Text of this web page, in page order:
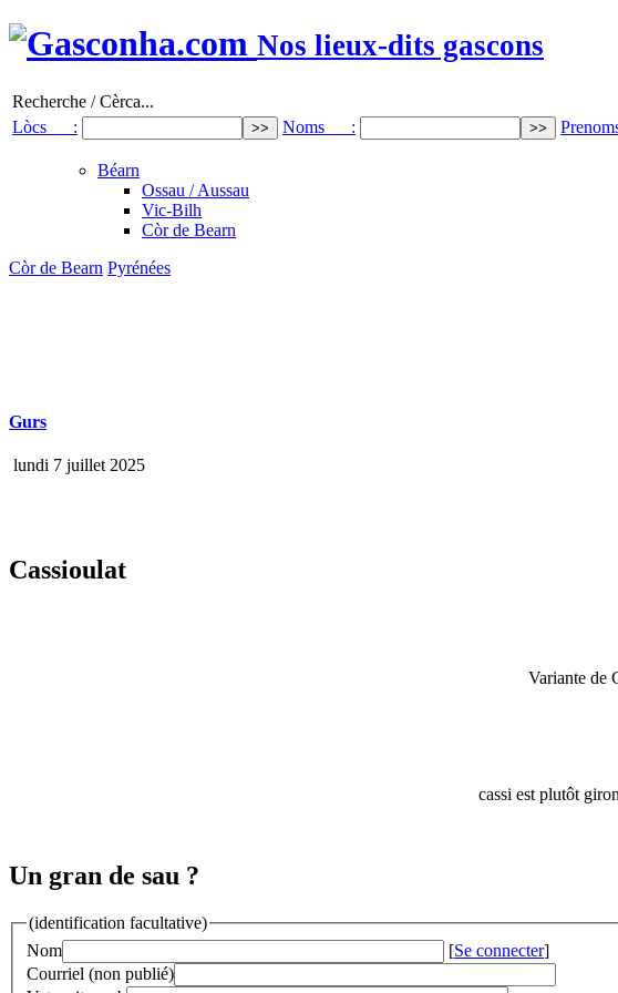
Nos lieux-dits gascons
Recherche / Cèrca...
Lòcs :
Noms :
Béarn
Ossau / Aussau
Vic-Bilh
Còr de Bearn
Còr de Bearn Pyrénées
Gurs
lundi 7 juillet 2025
Cassioulat
Variante de
cassi est plutôt
Un gran de sau ?
(identification facultative)
Nom
[Se connecter]
Courriel (non publié)